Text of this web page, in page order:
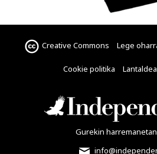
Creative Commons Lege
Cookie politika Lantaldea
Gurekin